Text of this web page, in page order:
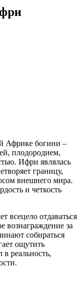
Африке богини –
плодородием,
Ифри являлась
границу,
внешнего мира.
и четкость
всецело отдаваться
вознаграждение за
собираться
ощутить
реальность,